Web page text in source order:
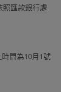
匯款銀行處
間為10月1號